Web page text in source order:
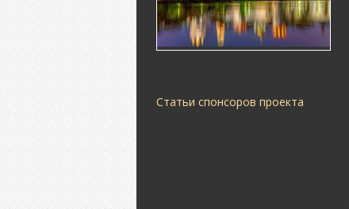
Статьи спонсоров проекта